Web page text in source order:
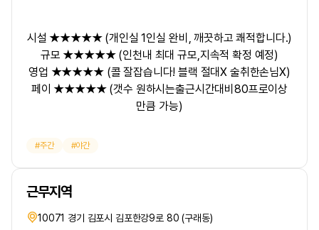
시설 ★★★★★ (개인실 1인실 완비, 깨끗하고 쾌적합니다.)
규모 ★★★★★ (인천내 최대 규모,지속적 확정 예정)
영업 ★★★★★ (콜 잘잡습니다! 블랙 절대X 술취한손님X)
페이 ★★★★★ (갯수 원하시는출근시간대비80프로이상
만큼 가능)
주간 야간
근무지역
10071 경기 김포시 김포한강9로 80 (구래동)